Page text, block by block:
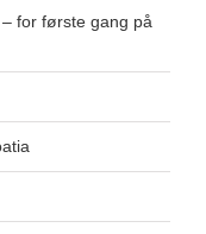
for første gang på